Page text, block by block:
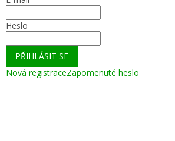
Heslo
PŘIHLÁSIT SE
Nová registraceZapomenuté heslo